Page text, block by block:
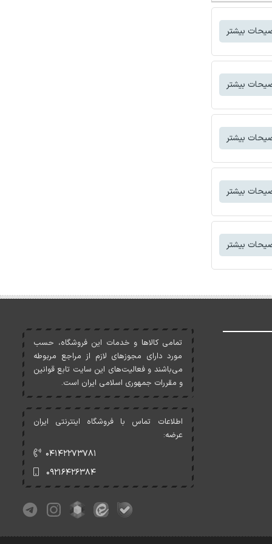
بیشتر
بیشتر
بیشتر
بیشتر
بیشتر
تمامی کالاها و خدمات اين فروشگاه، حسب
مورد دارای مجوزهای لازم از مراجع مربوطه
می‌باشند و فعاليت‌های اين سايت تابع قوانين
و مقررات جمهوری اسلامی ايران است.
اطلاعات تماس با فروشگاه اینترنتی ایران
عرضه:
۰۴۱۴۲۲۷۳۷۸۱
۰۹۲۱۶۴۲۶۳۸۴